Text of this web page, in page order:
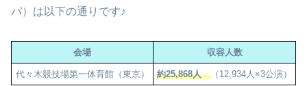
パ）は以下の通りです♪
会場 収容人数
代々木競技場第一体育館（東京） 約25,868人 （12,934人×3公演）